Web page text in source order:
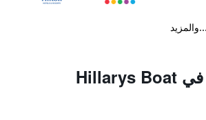
...والمزيد
أماكن للإقامة في Hillarys Boat